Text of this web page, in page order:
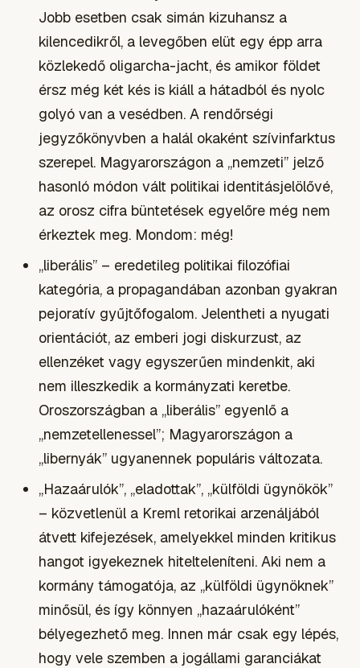
Jobb esetben csak simán kizuhansz a
kilencedikről, a levegőben elüt egy épp arra
közlekedő oligarcha-jacht, és amikor földet
érsz még két kés is kiáll a hátadból és nyolc
golyó van a vesédben. A rendőrségi
jegyzőkönyvben a halál okaként szívinfarktus
szerepel. Magyarországon a „nemzeti” jelző
hasonló módon vált politikai identitásjelölővé,
az orosz cifra büntetések egyelőre még nem
érkeztek meg. Mondom: még!
„liberális” – eredetileg politikai filozófiai
kategória, a propagandában azonban gyakran
pejoratív gyűjtőfogalom. Jelentheti a nyugati
orientációt, az emberi jogi diskurzust, az
ellenzéket vagy egyszerűen mindenkit, aki
nem illeszkedik a kormányzati keretbe.
Oroszországban a „liberális” egyenlő a
„nemzetellenessel”; Magyarországon a
„libernyák” ugyanennek populáris változata.
„Hazaárulók”, „eladottak”, „külföldi ügynökök”
– közvetlenül a Kreml retorikai arzenáljából
átvett kifejezések, amelyekkel minden kritikus
hangot igyekeznek hitelteleníteni. Aki nem a
kormány támogatója, az „külföldi ügynöknek”
minősül, és így könnyen „hazaárulóként”
bélyegezhető meg. Innen már csak egy lépés,
hogy vele szemben a jogállami garanciákat